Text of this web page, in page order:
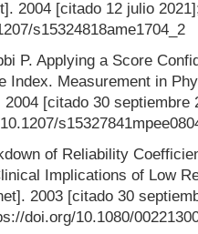
2004 [citado 12 julio
s15324818ame1704_2
P. Applying a Score
Index. Measurement in
[citado 30 septiembre
of Reliability
Implications of Low
2003 [citado 30
doi.org/10.1080/